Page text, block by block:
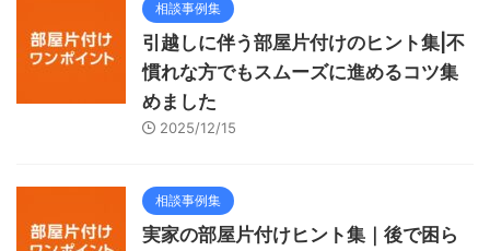
相談事例集
引越しに伴う部屋片付けのヒント集|不
慣れな方でもスムーズに進めるコツ集
めました
2025/12/15
相談事例集
実家の部屋片付けヒント集｜後で困ら